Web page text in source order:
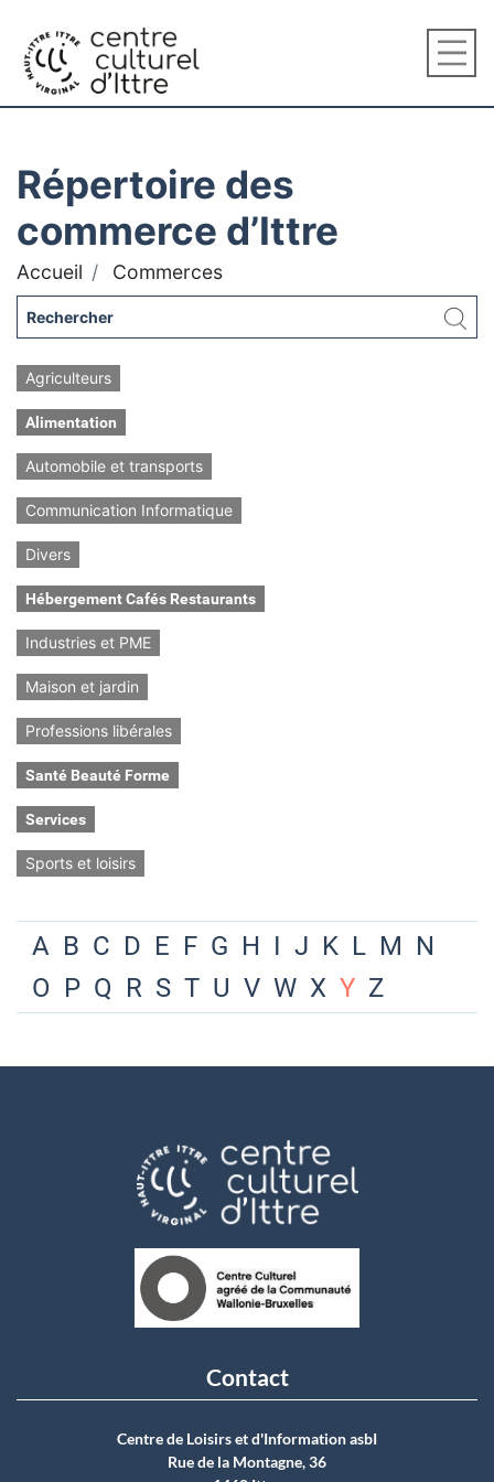
Répertoire des
commerce d’Ittre
Accueil Commerces
Agriculteurs
Alimentation
Automobile et transports
Communication Informatique
Divers
Hébergement Cafés Restaurants
Industries et PME
Maison et jardin
Professions libérales
Santé Beauté Forme
Services
Sports et loisirs
A B C D E F G H I J K L M N
O P Q R S T U V W X Y Z
Contact
Centre de Loisirs et d'Information asbI
Rue de la Montagne, 36